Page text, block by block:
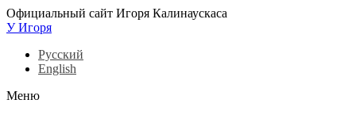
Официальный сайт Игоря Калинаускаса
У Игоря
Русский
English
Меню